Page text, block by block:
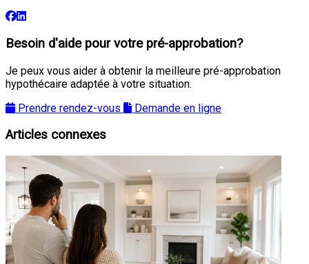
Besoin d'aide pour votre pré-approbation?
Je peux vous aider à obtenir la meilleure pré-approbation
hypothécaire adaptée à votre situation.
Prendre rendez-vous
Demande en ligne
Articles connexes